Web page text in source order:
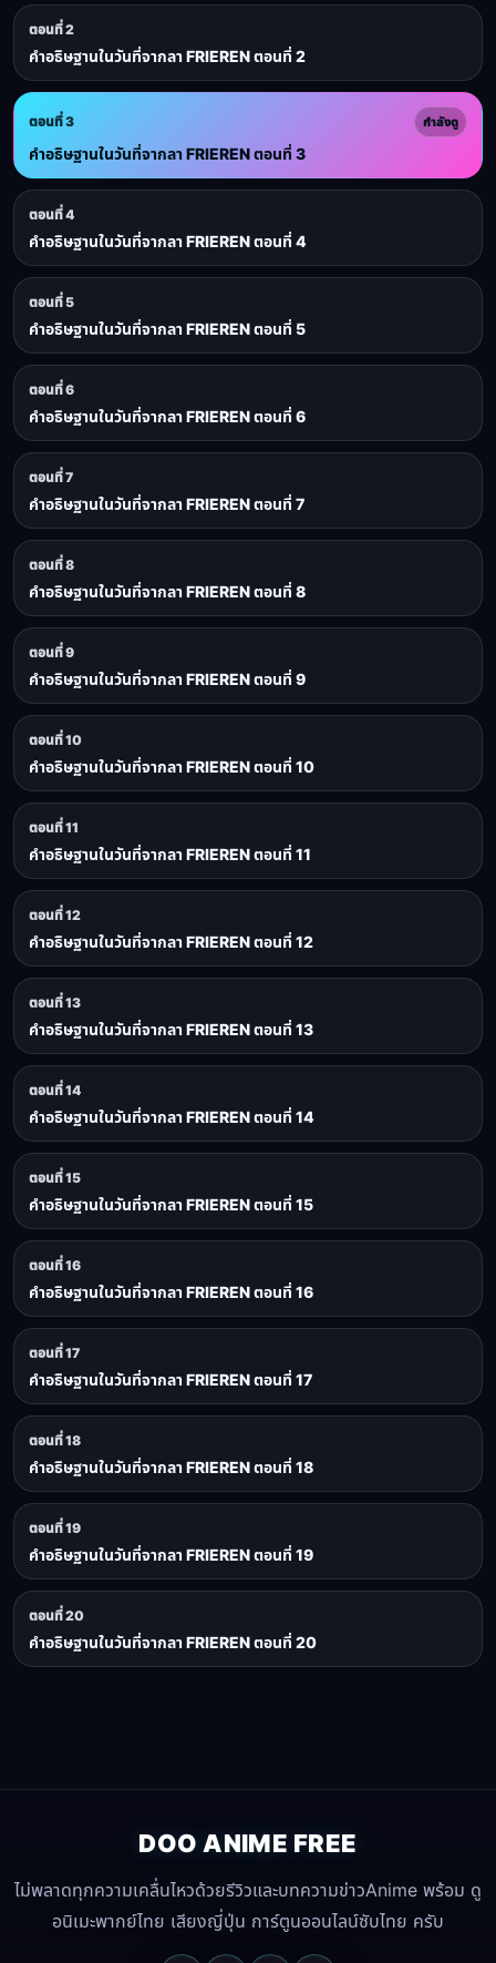
ตอนที่ 2
คำอธิษฐานในวันที่จากลา FRIEREN ตอนที่ 2
ตอนที่ 3 กำลังดู
คำอธิษฐานในวันที่จากลา FRIEREN ตอนที่ 3
ตอนที่ 4
คำอธิษฐานในวันที่จากลา FRIEREN ตอนที่ 4
ตอนที่ 5
คำอธิษฐานในวันที่จากลา FRIEREN ตอนที่ 5
ตอนที่ 6
คำอธิษฐานในวันที่จากลา FRIEREN ตอนที่ 6
ตอนที่ 7
คำอธิษฐานในวันที่จากลา FRIEREN ตอนที่ 7
ตอนที่ 8
คำอธิษฐานในวันที่จากลา FRIEREN ตอนที่ 8
ตอนที่ 9
คำอธิษฐานในวันที่จากลา FRIEREN ตอนที่ 9
ตอนที่ 10
คำอธิษฐานในวันที่จากลา FRIEREN ตอนที่ 10
ตอนที่ 11
คำอธิษฐานในวันที่จากลา FRIEREN ตอนที่ 11
ตอนที่ 12
คำอธิษฐานในวันที่จากลา FRIEREN ตอนที่ 12
ตอนที่ 13
คำอธิษฐานในวันที่จากลา FRIEREN ตอนที่ 13
ตอนที่ 14
คำอธิษฐานในวันที่จากลา FRIEREN ตอนที่ 14
ตอนที่ 15
คำอธิษฐานในวันที่จากลา FRIEREN ตอนที่ 15
ตอนที่ 16
คำอธิษฐานในวันที่จากลา FRIEREN ตอนที่ 16
ตอนที่ 17
คำอธิษฐานในวันที่จากลา FRIEREN ตอนที่ 17
ตอนที่ 18
คำอธิษฐานในวันที่จากลา FRIEREN ตอนที่ 18
ตอนที่ 19
คำอธิษฐานในวันที่จากลา FRIEREN ตอนที่ 19
ตอนที่ 20
คำอธิษฐานในวันที่จากลา FRIEREN ตอนที่ 20
DOO ANIME FREE
ไม่พลาดทุกความเคลื่นไหวด้วยรีวิวและบทความข่าวAnime พร้อม ดู
อนิเมะพากย์ไทย เสียงญี่ปุ่น การ์ตูนออนไลน์ซับไทย ครับ